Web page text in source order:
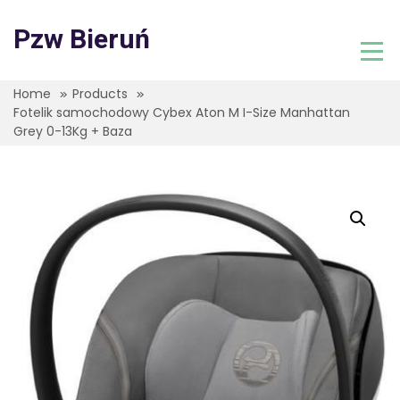
content
Pzw Bieruń
Home
Products
Fotelik samochodowy Cybex Aton M I-Size Manhattan
Grey 0-13Kg + Baza